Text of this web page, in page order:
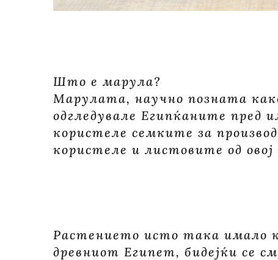
Што е марула?
Марулата, научно позната
одгледувале Египќаните пред
користеле семките за
користеле и листовите од овој
Растението исто така имало
древниот Египет, бидејќи се